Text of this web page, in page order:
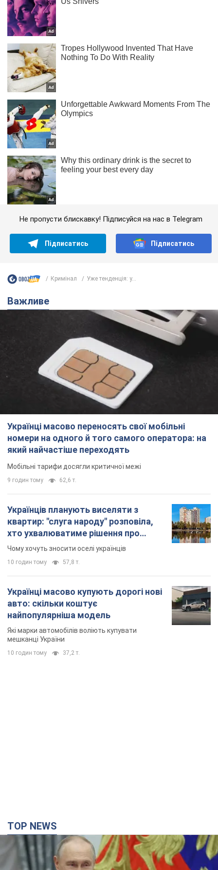
Не пропусти блискавку! Підписуйся на нас в Telegram
Підписатись Підписатись
Кримінал Уже тенденція: у...
Важливе
Українці масово переносять свої мобільні
номери на одного й того самого оператора: на
який найчастіше переходять
Мобільні тарифи досягли критичної межі
9 годин тому 62,6 т.
Українців планують виселяти з
квартир: "слуга народу" розповіла,
хто ухвалюватиме рішення про
знесення будинків
Чому хочуть зносити оселі українців
10 годин тому 57,8 т.
Українці масово купують дорогі нові
авто: скільки коштує
найпопулярніша модель
Які марки автомобілів воліють купувати
мешканці України
10 годин тому 37,2 т.
TOP NEWS